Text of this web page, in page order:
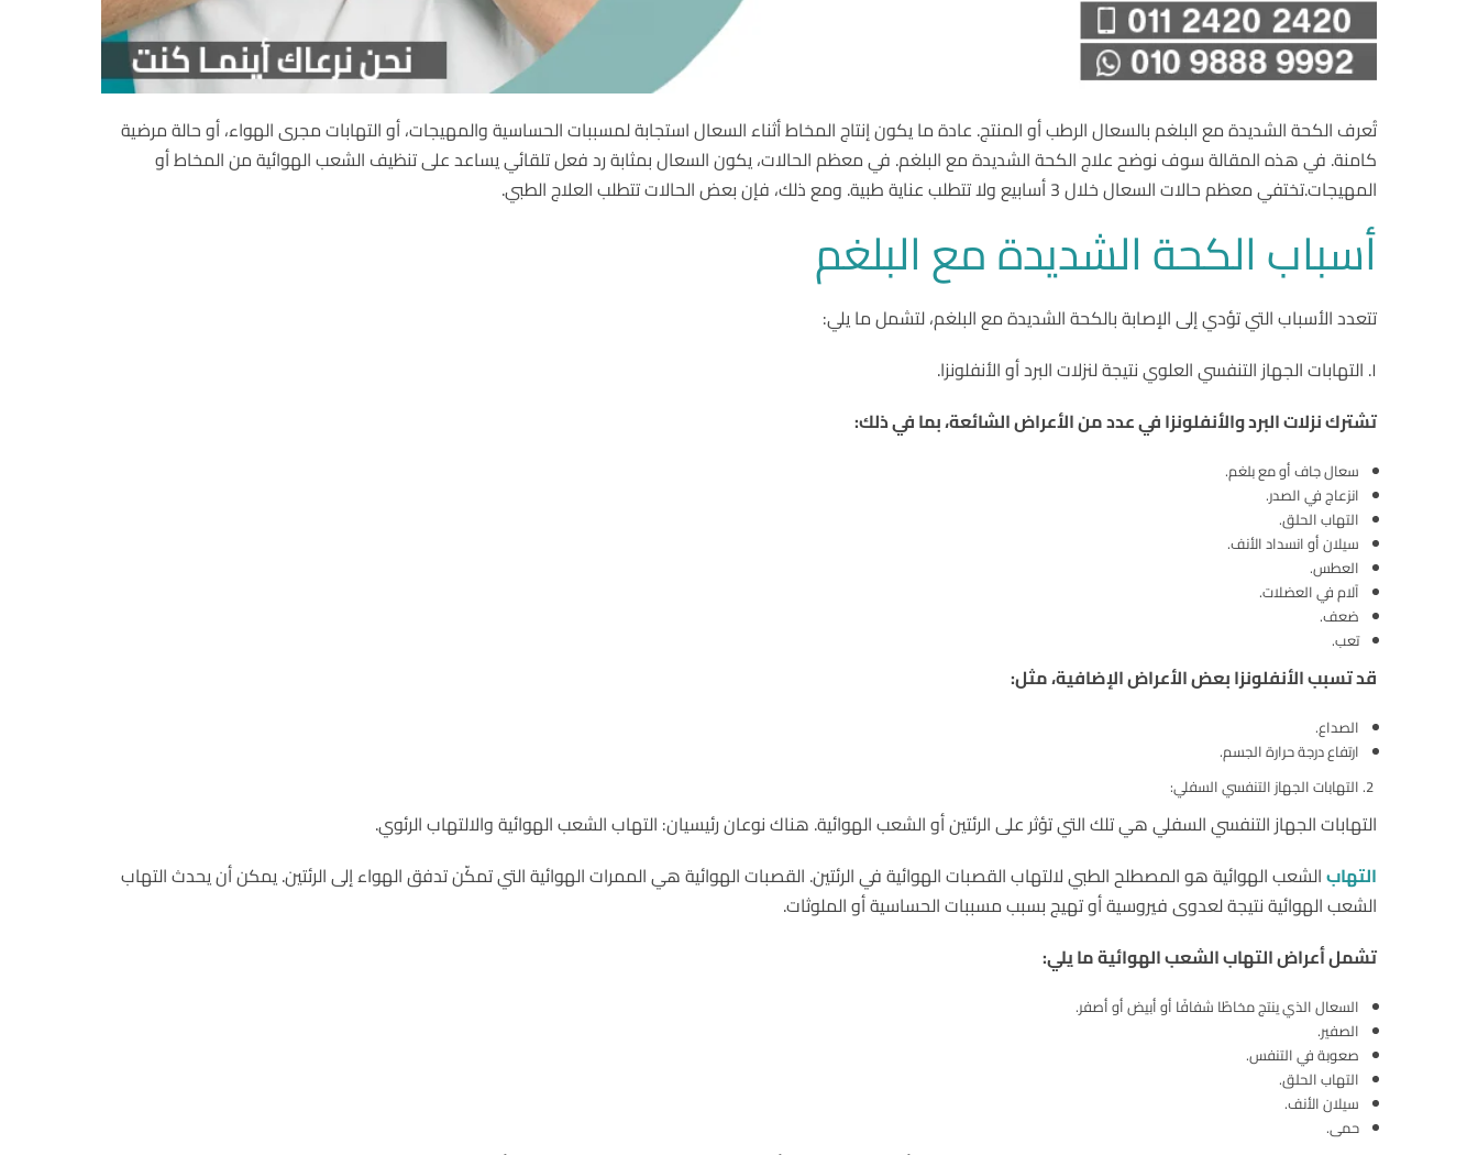
تُعرف الكحة الشديدة مع البلغم بالسعال الرطب أو المنتج. عادة ما يكون إنتاج المخاط أثناء السعال استجابة لمسببات الحساسية والمهيجات، أو التهابات مجرى الهواء، أو حالة مرضية
كامنة. في هذه المقالة سوف نوضح علاج الكحة الشديدة مع البلغم. في معظم الحالات، يكون السعال بمثابة رد فعل تلقائي يساعد على تنظيف الشعب الهوائية من المخاط أو
المهيجات.تختفي معظم حالات السعال خلال 3 أسابيع ولا تتطلب عناية طبية. ومع ذلك، فإن بعض الحالات تتطلب العلاج الطبي.
أسباب الكحة الشديدة مع البلغم
تتعدد الأسباب التي تؤدي إلى الإصابة بالكحة الشديدة مع البلغم، لتشمل ما يلي:
١. التهابات الجهاز التنفسي العلوي نتيجة لنزلات البرد أو الأنفلونزا.
تشترك نزلات البرد والأنفلونزا في عدد من الأعراض الشائعة، بما في ذلك:
سعال جاف أو مع بلغم.
انزعاج في الصدر.
التهاب الحلق.
سيلان أو انسداد الأنف.
العطس.
آلام في العضلات.
ضعف.
تعب.
قد تسبب الأنفلونزا بعض الأعراض الإضافية، مثل:
الصداع.
ارتفاع درجة حرارة الجسم.
التهابات الجهاز التنفسي السفلي:
التهابات الجهاز التنفسي السفلي هي تلك التي تؤثر على الرئتين أو الشعب الهوائية. هناك نوعان رئيسيان: التهاب الشعب الهوائية والالتهاب الرئوي.
التهابالشعب الهوائية هو المصطلح الطبي لالتهاب القصبات الهوائية في الرئتين. القصبات الهوائية هي الممرات الهوائية التي تمكّن تدفق الهواء إلى الرئتين. يمكن أن يحدث التهاب
الشعب الهوائية نتيجة لعدوى فيروسية أو تهيج بسبب مسببات الحساسية أو الملوثات.
تشمل أعراض التهاب الشعب الهوائية ما يلي:
السعال الذي ينتج مخاطًا شفافًا أو أبيض أو أصفر.
الصفير.
صعوبة في التنفس.
التهاب الحلق.
سيلان الأنف.
حمى.